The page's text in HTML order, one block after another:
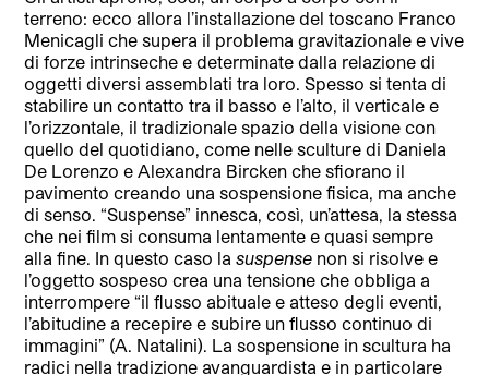
terreno: ecco allora l’installazione del toscano Franco
Menicagli che supera il problema gravitazionale e vive
di forze intrinseche e determinate dalla relazione di
oggetti diversi assemblati tra loro. Spesso si tenta di
stabilire un contatto tra il basso e l’alto, il verticale e
l’orizzontale, il tradizionale spazio della visione con
quello del quotidiano, come nelle sculture di Daniela
De Lorenzo e Alexandra Bircken che sfiorano il
pavimento creando una sospensione fisica, ma anche
di senso. “Suspense” innesca, così, un’attesa, la stessa
che nei film si consuma lentamente e quasi sempre
alla fine. In questo caso lasuspense non si risolve e
l’oggetto sospeso crea una tensione che obbliga a
interrompere “il flusso abituale e atteso degli eventi,
l’abitudine a recepire e subire un flusso continuo di
immagini” (A. Natalini). La sospensione in scultura ha
radici nella tradizione avanguardista e in particolare